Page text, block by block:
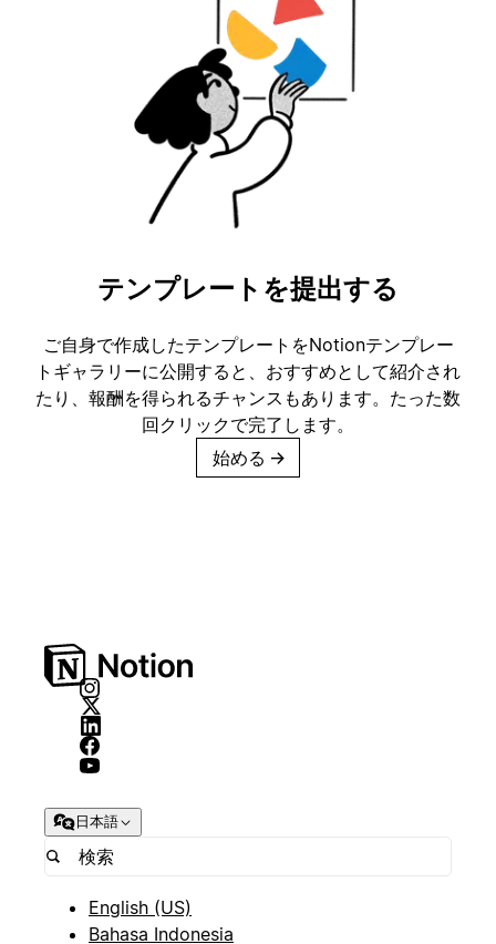
テンプレートを提出する
ご自身で作成したテンプレートをNotionテンプレー
トギャラリーに公開すると、おすすめとして紹介され
たり、報酬を得られるチャンスもあります。たった数
回クリックで完了します。
始める →
日本語
English (US)
Bahasa Indonesia